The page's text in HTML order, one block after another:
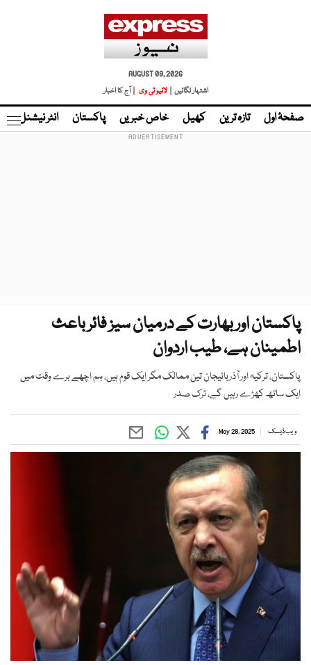
AUGUST 09, 2026
اشتہار لگائیں |
لائیو ٹی وی | آج کا اخبار
صفحۂ اول تازہ ترین کھیل خاص خبریں پاکستان انٹر نیشنل
پاکستان اور بھارت کے درمیان سیز فائر باعث
اطمینان ہے، طیب اردوان
پاکستان، ترکیہ اور آذربائیجان تین ممالک مگر ایک قوم ہیں، ہم اچھے برے وقت میں
ایک ساتھ کھڑے رہیں گے، ترک صدر
ویب ڈیسک May 28, 2025